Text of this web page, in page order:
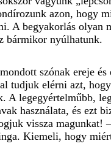
azon, hogy
A begyakorlás olyan
bármikor nyúlhatunk.
szónak ereje és
tudjuk elérni azt,
A legegyértelműbb,
használata, és ezt
vissza magunkat!
Kiemeli, hogy